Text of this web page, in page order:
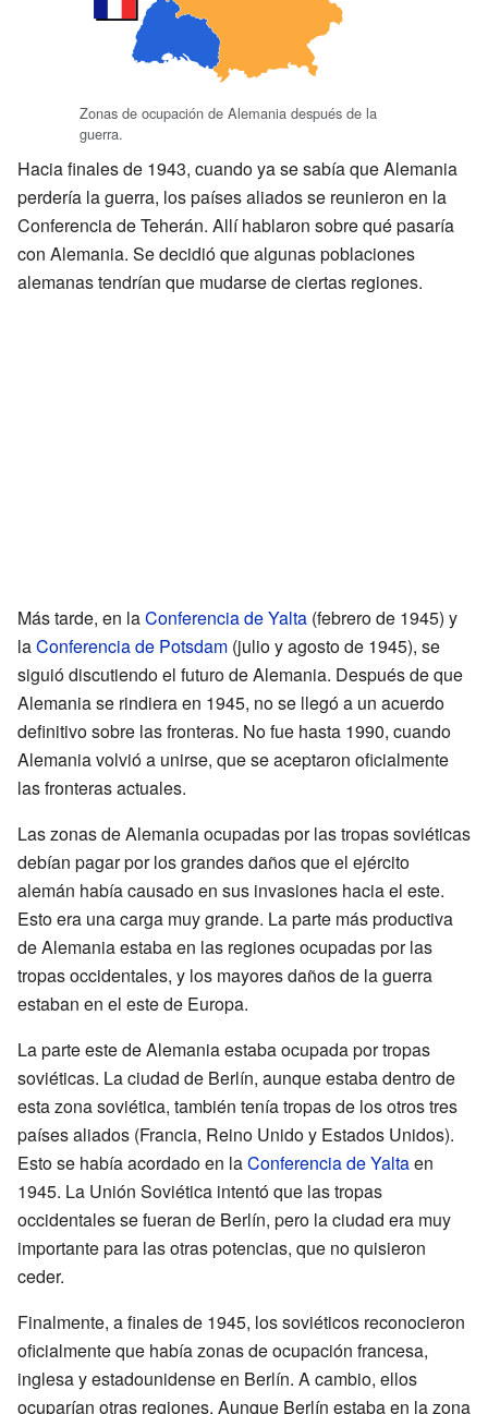
Zonas de ocupación de Alemania después de la
guerra.
Hacia finales de 1943, cuando ya se sabía que Alemania
perdería la guerra, los países aliados se reunieron en la
Conferencia de Teherán. Allí hablaron sobre qué pasaría
con Alemania. Se decidió que algunas poblaciones
alemanas tendrían que mudarse de ciertas regiones.
Más tarde, en laConferencia de Yalta (febrero de 1945) y
laConferencia de Potsdam (julio y agosto de 1945), se
siguió discutiendo el futuro de Alemania. Después de que
Alemania se rindiera en 1945, no se llegó a un acuerdo
definitivo sobre las fronteras. No fue hasta 1990, cuando
Alemania volvió a unirse, que se aceptaron oficialmente
las fronteras actuales.
Las zonas de Alemania ocupadas por las tropas soviéticas
debían pagar por los grandes daños que el ejército
alemán había causado en sus invasiones hacia el este.
Esto era una carga muy grande. La parte más productiva
de Alemania estaba en las regiones ocupadas por las
tropas occidentales, y los mayores daños de la guerra
estaban en el este de Europa.
La parte este de Alemania estaba ocupada por tropas
soviéticas. La ciudad de Berlín, aunque estaba dentro de
esta zona soviética, también tenía tropas de los otros tres
países aliados (Francia, Reino Unido y Estados Unidos).
Esto se había acordado en laConferencia de Yaltaen
1945. La Unión Soviética intentó que las tropas
occidentales se fueran de Berlín, pero la ciudad era muy
importante para las otras potencias, que no quisieron
ceder.
Finalmente, a finales de 1945, los soviéticos reconocieron
oficialmente que había zonas de ocupación francesa,
inglesa y estadounidense en Berlín. A cambio, ellos
ocuparían otras regiones. Aunque Berlín estaba en la zona